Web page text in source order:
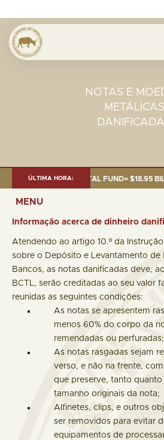
NOTAS E
METÁLICAS
ÚLTIMA HORA:
SEP. 2025: TOTAL FUND= $18.95 BILLION;
MENU
Informação acerca de dinheiro
Atendendo ao artigo 10.º da
sobre o Depósito e Levantamento de
Bancos, as notas danificadas deve,
BCTL, serão creditadas ao seu valor
reunidas as seguintes condições:
As notas se apresentem
menos 60% do corpo da
remendadas ou perfuradas;
As notas rasgadas sejam
verso, e não na frente,
que preserve, tanto
tamanho originais da nota;
Alfinetes, clips, e outros
ser removidos para evitar
equipamentos de